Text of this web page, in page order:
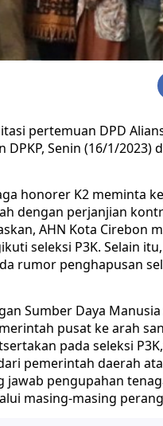
pertemuan DPD
Senin (16/1/2023)
honorer K2 meminta
dengan perjanjian
AHN Kota Cirebon
seleksi P3K. Selain
rumor penghapusan
Sumber Daya Manusia
pusat ke arah
pada seleksi
pemerintah daerah
jawab pengupahan
masing-masing